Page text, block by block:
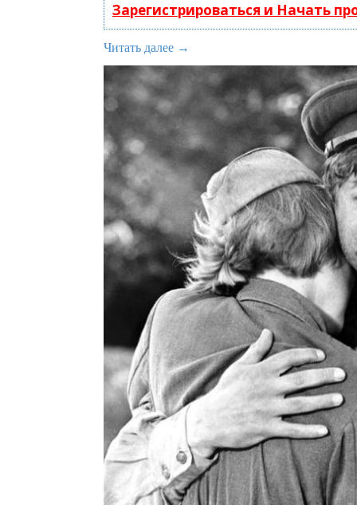
Зарегистрироваться и Начать
Читать далее →